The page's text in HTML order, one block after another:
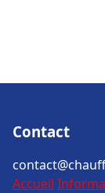
Contact
Accueil